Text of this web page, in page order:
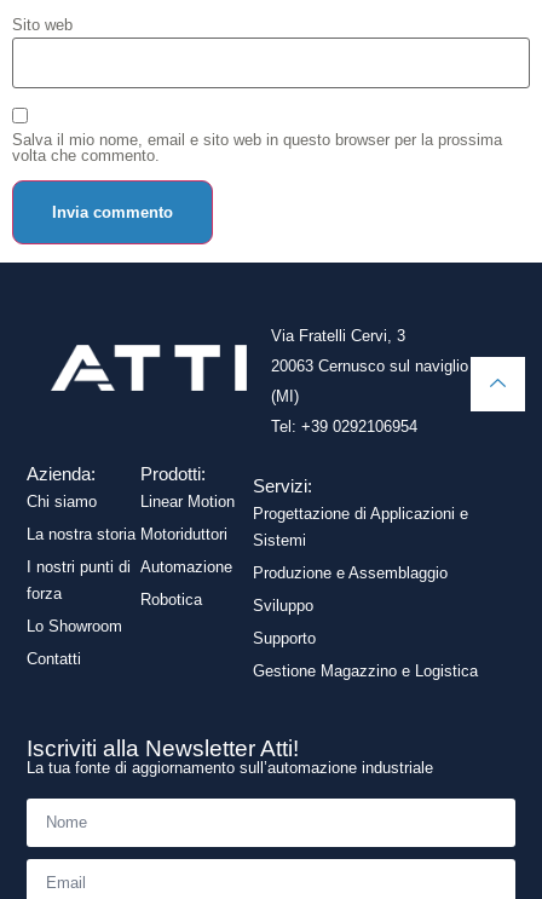
Sito web
Salva il mio nome, email e sito web in questo browser per la prossima
volta che commento.
Via Fratelli Cervi, 3
20063 Cernusco sul naviglio
(MI)
Tel: +39 0292106954
Azienda:
Chi siamo
La nostra storia
I nostri punti di
forza
Lo Showroom
Contatti
Prodotti:
Linear Motion
Motoriduttori
Automazione
Robotica
Servizi:
Progettazione di Applicazioni e
Sistemi
Produzione e Assemblaggio
Sviluppo
Supporto
Gestione Magazzino e Logistica
Iscriviti alla Newsletter Atti!
La tua fonte di aggiornamento sull’automazione industriale